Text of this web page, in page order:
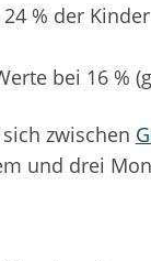
% der
bei 16 %
zwischen
und drei